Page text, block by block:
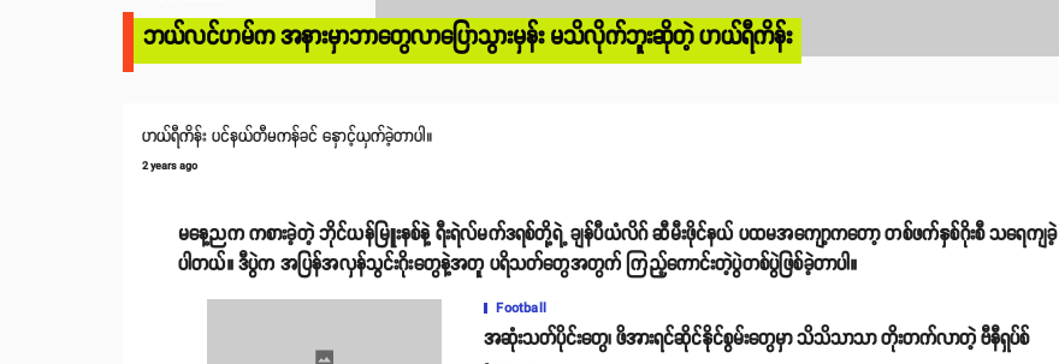
ဘယ်လင်ဟမ်က အနားမှာဘာတွေလာပြောသွားမှန်း မသိလိုက်ဘူးဆိုတဲ့ ဟယ်ရီကိန်း
ဟယ်ရီကိန်း ပင်နယ်တီမကန်ခင် နှောင့်ယှက်ခဲ့တာပါ။
2 years ago
မနေ့ညက ကစားခဲ့တဲ့ ဘိုင်ယန်မြူးနစ်နဲ့ ရီးရဲလ်မက်ဒရစ်တို့ရဲ့ ချန်ပီယံလိဂ် ဆီမီးဖိုင်နယ် ပထမအကျော့ကတော့ တစ်ဖက်နှစ်ဂိုးစီ သရေကျခဲ့
ပါတယ်။ ဒီပွဲက အပြန်အလှန်သွင်းဂိုးတွေနဲ့အတူ ပရိသတ်တွေအတွက် ကြည့်ကောင်းတဲ့ပွဲတစ်ပွဲဖြစ်ခဲ့တာပါ။
Football
အဆုံးသတ်ပိုင်းတွေ၊ ဖိအားရင်ဆိုင်နိုင်စွမ်းတွေမှာ သိသိသာသာ တိုးတက်လာတဲ့ ဗီနီရှပ်စ်